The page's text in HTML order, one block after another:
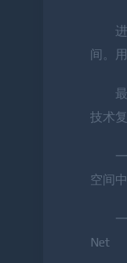
间。
技术
空间
Net